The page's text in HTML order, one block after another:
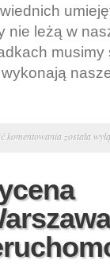
nie leżą w
musimy
komentowania Cięcie
cięcie
i
wiercenie
w
została